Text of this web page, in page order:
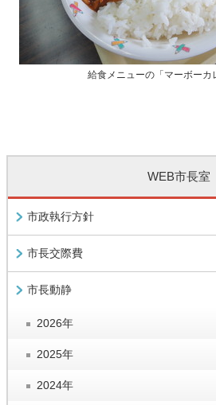
給食メニューの「マーボーカ
WEB市長室
市政執行方針
市長交際費
市長動静
2026年
2025年
2024年